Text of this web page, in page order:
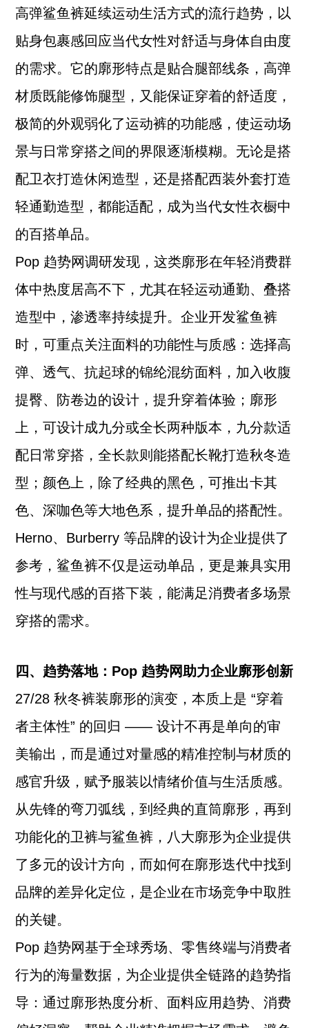
高弹鲨鱼裤延续运动生活方式的流行趋势，以
贴身包裹感回应当代女性对舒适与身体自由度
的需求。它的廓形特点是贴合腿部线条，高弹
材质既能修饰腿型，又能保证穿着的舒适度，
极简的外观弱化了运动裤的功能感，使运动场
景与日常穿搭之间的界限逐渐模糊。无论是搭
配卫衣打造休闲造型，还是搭配西装外套打造
轻通勤造型，都能适配，成为当代女性衣橱中
的百搭单品。
Pop 趋势网调研发现，这类廓形在年轻消费群
体中热度居高不下，尤其在轻运动通勤、叠搭
造型中，渗透率持续提升。企业开发鲨鱼裤
时，可重点关注面料的功能性与质感：选择高
弹、透气、抗起球的锦纶混纺面料，加入收腹
提臀、防卷边的设计，提升穿着体验；廓形
上，可设计成九分或全长两种版本，九分款适
配日常穿搭，全长款则能搭配长靴打造秋冬造
型；颜色上，除了经典的黑色，可推出卡其
色、深咖色等大地色系，提升单品的搭配性。
Herno、Burberry 等品牌的设计为企业提供了
参考，鲨鱼裤不仅是运动单品，更是兼具实用
性与现代感的百搭下装，能满足消费者多场景
穿搭的需求。
四、趋势落地：Pop 趋势网助力企业廓形创新
27/28 秋冬裤装廓形的演变，本质上是 “穿着
者主体性” 的回归 —— 设计不再是单向的审
美输出，而是通过对量感的精准控制与材质的
感官升级，赋予服装以情绪价值与生活质感。
从先锋的弯刀弧线，到经典的直筒廓形，再到
功能化的卫裤与鲨鱼裤，八大廓形为企业提供
了多元的设计方向，而如何在廓形迭代中找到
品牌的差异化定位，是企业在市场竞争中取胜
的关键。
Pop 趋势网基于全球秀场、零售终端与消费者
行为的海量数据，为企业提供全链路的趋势指
导：通过廓形热度分析、面料应用趋势、消费